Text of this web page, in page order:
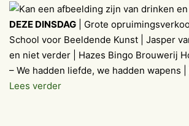
DEZE DINSDAG | Grote
School voor Beeldende Kunst | Jasper
en niet verder | Hazes Bingo Brouwerij
– We hadden liefde, we hadden wapens |
Lees verderAgenda